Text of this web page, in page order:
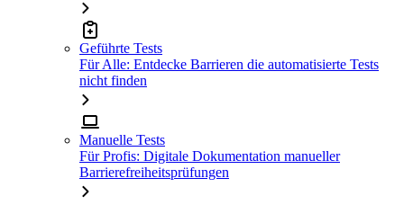
Geführte Tests
Für Alle: Entdecke Barrieren die automatisierte Tests
nicht finden
Manuelle Tests
Für Profis: Digitale Dokumentation manueller
Barrierefreiheitsprüfungen